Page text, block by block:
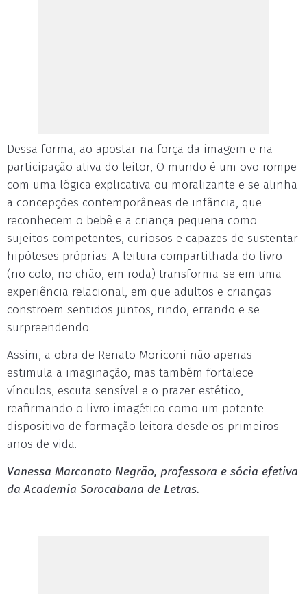
Dessa forma, ao apostar na força da imagem e na
participação ativa do leitor, O mundo é um ovo rompe
com uma lógica explicativa ou moralizante e se alinha
a concepções contemporâneas de infância, que
reconhecem o bebê e a criança pequena como
sujeitos competentes, curiosos e capazes de sustentar
hipóteses próprias. A leitura compartilhada do livro
(no colo, no chão, em roda) transforma-se em uma
experiência relacional, em que adultos e crianças
constroem sentidos juntos, rindo, errando e se
surpreendendo.
Assim, a obra de Renato Moriconi não apenas
estimula a imaginação, mas também fortalece
vínculos, escuta sensível e o prazer estético,
reafirmando o livro imagético como um potente
dispositivo de formação leitora desde os primeiros
anos de vida.
Vanessa Marconato Negrão, professora e sócia efetiva
da Academia Sorocabana de Letras.